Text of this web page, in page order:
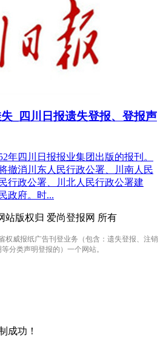
_四川日报遗失登报、登报声
年四川日报报业集团出版的报刊。
撤消川东人民行政公署、川南人民
行政公署、川北人民行政公署建
政府。时...
站版权归 爱尚登报网 所有
权威报纸广告刊登业务（包含：遗失登报、注销
分类声明登报的）一个网站。
成功！